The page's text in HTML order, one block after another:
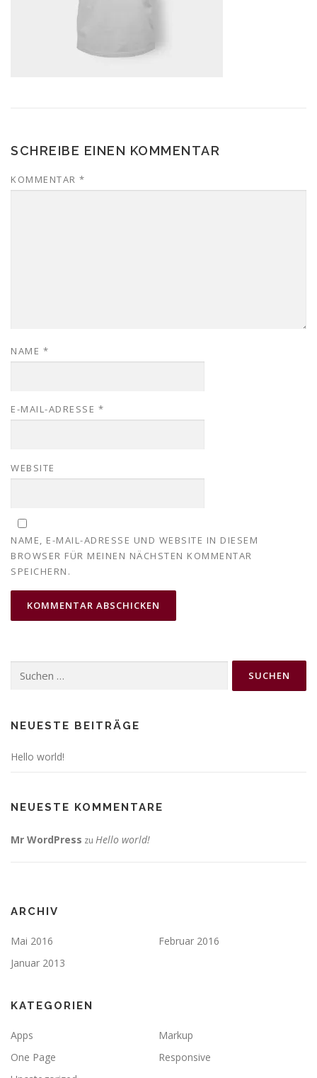
SCHREIBE EINEN KOMMENTAR
KOMMENTAR *
NAME *
E-MAIL-ADRESSE *
WEBSITE
NAME, E-MAIL-ADRESSE UND WEBSITE IN DIESEM
BROWSER FÜR MEINEN NÄCHSTEN KOMMENTAR
SPEICHERN.
nach:
NEUESTE BEITRÄGE
Hello world!
NEUESTE KOMMENTARE
Mr WordPress zu Hello world!
ARCHIV
Mai 2016
Februar 2016
Januar 2013
KATEGORIEN
Apps
Markup
One Page
Responsive